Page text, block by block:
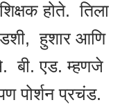
होते. तिला
हुशार आणि
बी. एड. म्हणजे
पोर्शन प्रचंड.